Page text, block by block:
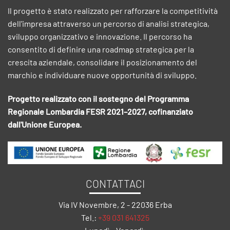
Il progetto è stato realizzato per rafforzare la competitività
dell'impresa attraverso un percorso di analisi strategica,
sviluppo organizzativo e innovazione. Il percorso ha
consentito di definire una roadmap strategica per la
crescita aziendale, consolidare il posizionamento del
marchio e individuare nuove opportunità di sviluppo.
Progetto realizzato con il sostegno del Programma
Regionale Lombardia FESR 2021–2027, cofinanziato
dall'Unione Europea.
CONTATTACI
Via IV Novembre, 2 - 22036 Erba
Tel.: +39 031 641325